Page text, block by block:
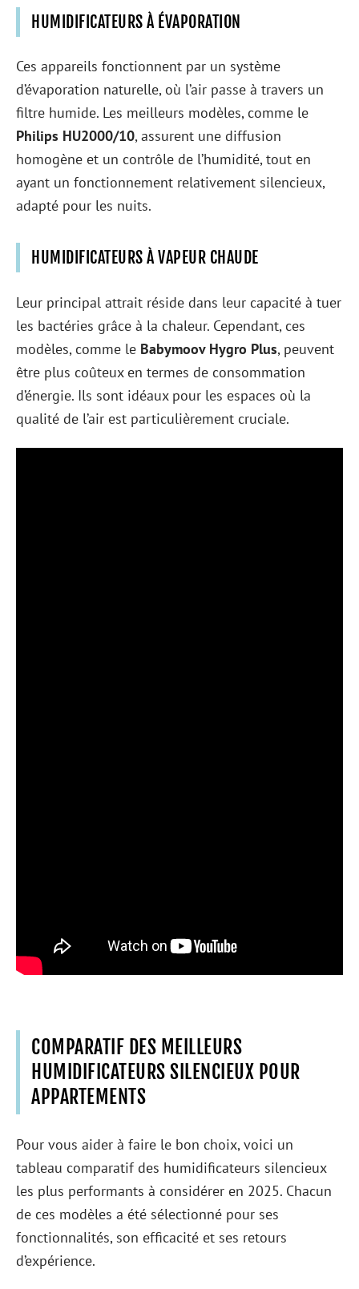
HUMIDIFICATEURS À ÉVAPORATION
Ces appareils fonctionnent par un système
d’évaporation naturelle, où l’air passe à travers un
filtre humide. Les meilleurs modèles, comme le
Philips HU2000/10, assurent une diffusion
homogène et un contrôle de l’humidité, tout en
ayant un fonctionnement relativement silencieux,
adapté pour les nuits.
HUMIDIFICATEURS À VAPEUR CHAUDE
Leur principal attrait réside dans leur capacité à tuer
les bactéries grâce à la chaleur. Cependant, ces
modèles, comme le Babymoov Hygro Plus, peuvent
être plus coûteux en termes de consommation
d’énergie. Ils sont idéaux pour les espaces où la
qualité de l’air est particulièrement cruciale.
COMPARATIF DES MEILLEURS
HUMIDIFICATEURS SILENCIEUX POUR
APPARTEMENTS
Pour vous aider à faire le bon choix, voici un
tableau comparatif des humidificateurs silencieux
les plus performants à considérer en 2025. Chacun
de ces modèles a été sélectionné pour ses
fonctionnalités, son efficacité et ses retours
d’expérience.